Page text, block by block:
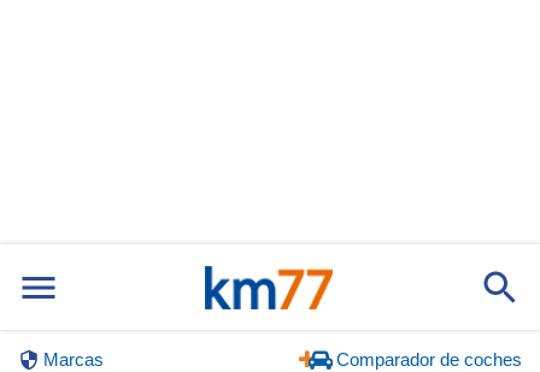
Marcas Comparador de coches